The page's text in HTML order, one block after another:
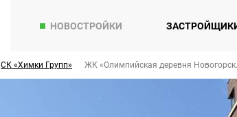
НОВОСТРОЙКИ
СК «Химки Групп» ЖК «Олимпийская деревня